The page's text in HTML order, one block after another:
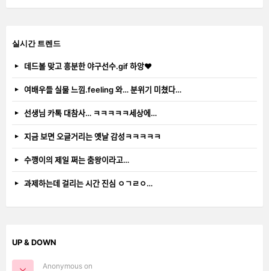
실시간 트렌드
데드볼 맞고 흥분한 야구선수.gif 하앙❤️
여배우들 실물 느낌.feeling 와… 분위기 미쳤다…
선생님 카톡 대참사… ㅋㅋㅋㅋㅋ세상에…
지금 보면 오글거리는 옛날 감성ㅋㅋㅋㅋㅋ
수깽이의 제일 쩌는 춤왕이라고…
과제하는데 걸리는 시간 진심 ㅇㄱㄹㅇ…
UP & DOWN
Anonymous on